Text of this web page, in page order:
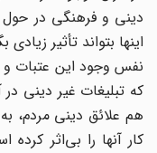
دینی و فرهنگی در حول و
اینها بتواند تأثیر زیادی
نفس وجود این عتبات و
که تبلیغات غیر دینی در
هم علائق دینی مردم،
کار آنها را بی‌اثر